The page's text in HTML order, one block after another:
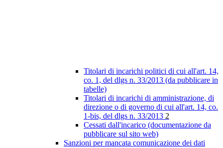
Titolari di incarichi politici di cui all'art. 14,
co. 1, del dlgs n. 33/2013 (da pubblicare in
tabelle)
Titolari di incarichi di amministrazione, di
direzione o di governo di cui all'art. 14, co.
1-bis, del dlgs n. 33/2013 2
Cessati dall'incarico (documentazione da
pubblicare sul sito web)
Sanzioni per mancata comunicazione dei dati